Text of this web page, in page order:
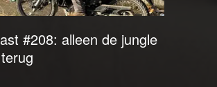
#208: alleen de jungle